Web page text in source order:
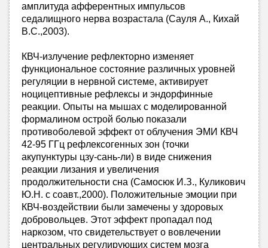
амплитуда афферентных импульсов
седалищного нерва возрастала (Сауля А., Кихай
В.С.,2003).
КВЧ-излучение рефлекторно изменяет
функциональное состояние различных уровней
регуляции в нервной системе, активирует
ноцицептивные рефлексы и эндорфинные
реакции. Опыты на мышах с моделированной
формалином острой болью показали
противоболевой эффект от облучения ЭМИ КВЧ
42-95 ГГц рефлексогенных зон (точки
акупунктуры цзу-сань-ли) в виде снижения
реакции лизания и увеличения
продолжительности сна (Самосюк И.З., Куликович
Ю.Н. с соавт.,2000). Положительные эмоции при
КВЧ-воздействии были замечены у здоровых
добровольцев. Этот эффект пропадал под
наркозом, что свидетельствует о вовлечении
центральных регулирующих систем мозга